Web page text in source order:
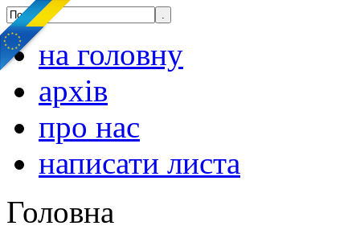
на головну
архів
про нас
написати листа
Головна